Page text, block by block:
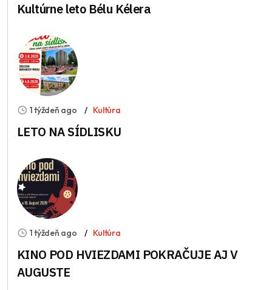
Kultúrne leto Bélu Kélera
1 týždeň ago Kultúra
LETO NA SÍDLISKU
1 týždeň ago Kultúra
KINO POD HVIEZDAMI POKRAČUJE AJ V
AUGUSTE